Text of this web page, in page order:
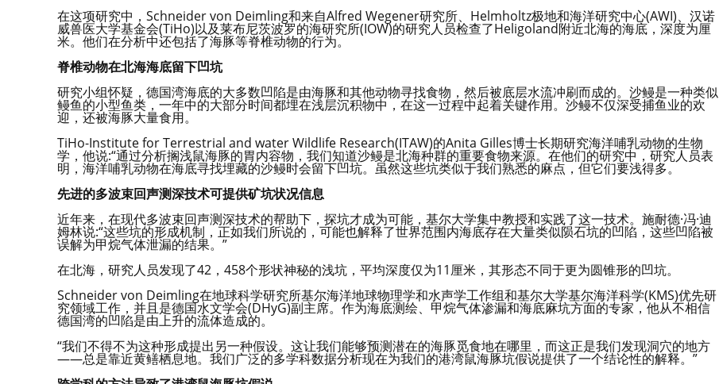
在这项研究中，Schneider von Deimling和来自Alfred Wegener研究所、Helmholtz极地和海洋研究中心(AWI)、汉诺
威兽医大学基金会(TiHo)以及莱布尼茨波罗的海研究所(IOW)的研究人员检查了Heligoland附近北海的海底，深度为厘
米。他们在分析中还包括了海豚等脊椎动物的行为。
脊椎动物在北海海底留下凹坑
研究小组怀疑，德国湾海底的大多数凹陷是由海豚和其他动物寻找食物，然后被底层水流冲刷而成的。沙鳗是一种类似
鳗鱼的小型鱼类，一年中的大部分时间都埋在浅层沉积物中，在这一过程中起着关键作用。沙鳗不仅深受捕鱼业的欢
迎，还被海豚大量食用。
TiHo-Institute for Terrestrial and water Wildlife Research(ITAW)的Anita Gilles博士长期研究海洋哺乳动物的生物
学，他说:“通过分析搁浅鼠海豚的胃内容物，我们知道沙鳗是北海种群的重要食物来源。在他们的研究中，研究人员表
明，海洋哺乳动物在海底寻找埋藏的沙鳗时会留下凹坑。虽然这些坑类似于我们熟悉的麻点，但它们要浅得多。
先进的多波束回声测深技术可提供矿坑状况信息
近年来，在现代多波束回声测深技术的帮助下，探坑才成为可能，基尔大学集中教授和实践了这一技术。施耐德·冯·迪
姆林说:“这些坑的形成机制，正如我们所说的，可能也解释了世界范围内海底存在大量类似陨石坑的凹陷，这些凹陷被
误解为甲烷气体泄漏的结果。”
在北海，研究人员发现了42，458个形状神秘的浅坑，平均深度仅为11厘米，其形态不同于更为圆锥形的凹坑。
Schneider von Deimling在地球科学研究所基尔海洋地球物理学和水声学工作组和基尔大学基尔海洋科学(KMS)优先研
究领域工作，并且是德国水文学会(DHyG)副主席。作为海底测绘、甲烷气体渗漏和海底麻坑方面的专家，他从不相信
德国湾的凹陷是由上升的流体造成的。
“我们不得不为这种形成提出另一种假设。这让我们能够预测潜在的海豚觅食地在哪里，而这正是我们发现洞穴的地方
——总是靠近黄鳝栖息地。我们广泛的多学科数据分析现在为我们的港湾鼠海豚坑假说提供了一个结论性的解释。”